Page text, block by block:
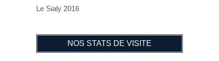
Le Sialy 2016
NOS STATS DE VISITE